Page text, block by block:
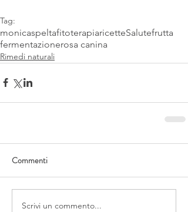
Tag:
monicaspeltafitoterapiaricetteSalutefrutta
fermentazionerosa canina
Rimedi naturali
Commenti
Scrivi un commento...